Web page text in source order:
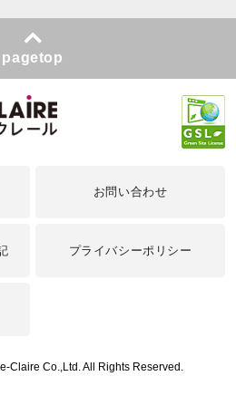
pagetop
お問い合わせ
プライバシーポリシー
Claire Co.,Ltd. All Rights Reserved.